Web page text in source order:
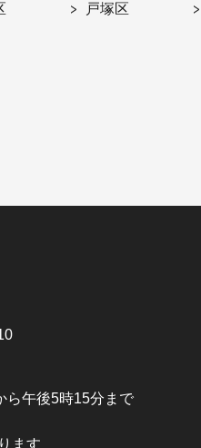
戸塚区
ら午後5時15分まで
ます